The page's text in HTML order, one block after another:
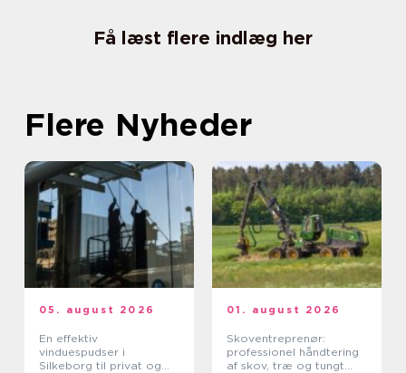
Få læst flere indlæg her
Flere Nyheder
05. august 2026
En effektiv
vinduespudser i
Silkeborg til privat og
01. august 2026
Skoventreprenør:
professionel håndtering
af skov, træ og tungt